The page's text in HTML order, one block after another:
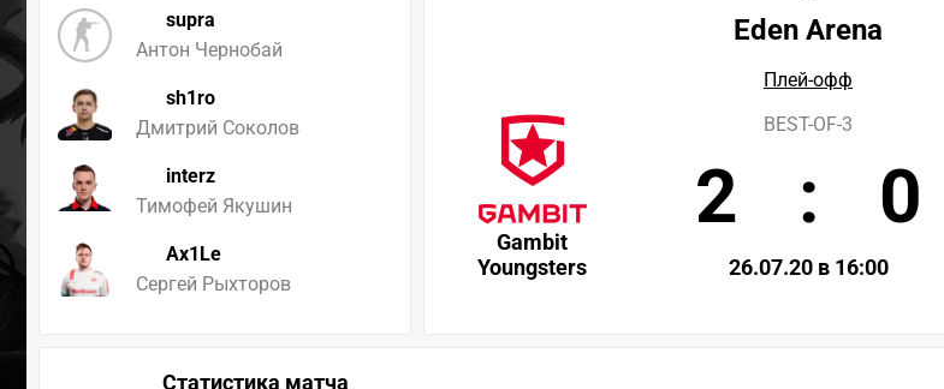
supra
Антон Чернобай
sh1ro
Дмитрий Соколов
interz
Тимофей Якушин
Ax1Le
Сергей Рыхторов
Eden Arena
Плей-офф
Gambit
Youngsters
BEST-OF-3
2 : 0
26.07.20 в 16:00
Статистика матча